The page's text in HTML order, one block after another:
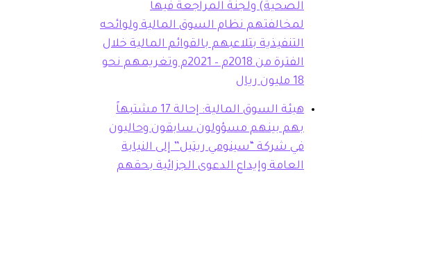
الصحية) ولجنة المراجعة فيها
لمخالفتهم نظام السوق المالية ولوائحه
التنفيذية بتلاعبهم بالقوائم المالية خلال
الفترة من 2018م – 2021م وتغريمهم نحو
18 مليون ريال
هيئة السوق المالية: إحالة 17 مشتبهاً
بهم بينهم مسؤولون سابقون وحاليون
في شركة “سينومي ريتيل” إلى النيابة
العامة وإيداع الدعوى الجزائية بحقهم